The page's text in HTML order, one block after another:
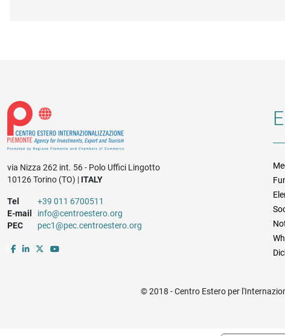
via Nizza 262 int. 56 - Polo Uffici Lingotto
10126 Torino (TO) | ITALY
Tel
+39 011 6700511
E-mail
info@centroestero.org
PEC
pec1@pec.centroestero.org
© 2018 - Centro Estero per